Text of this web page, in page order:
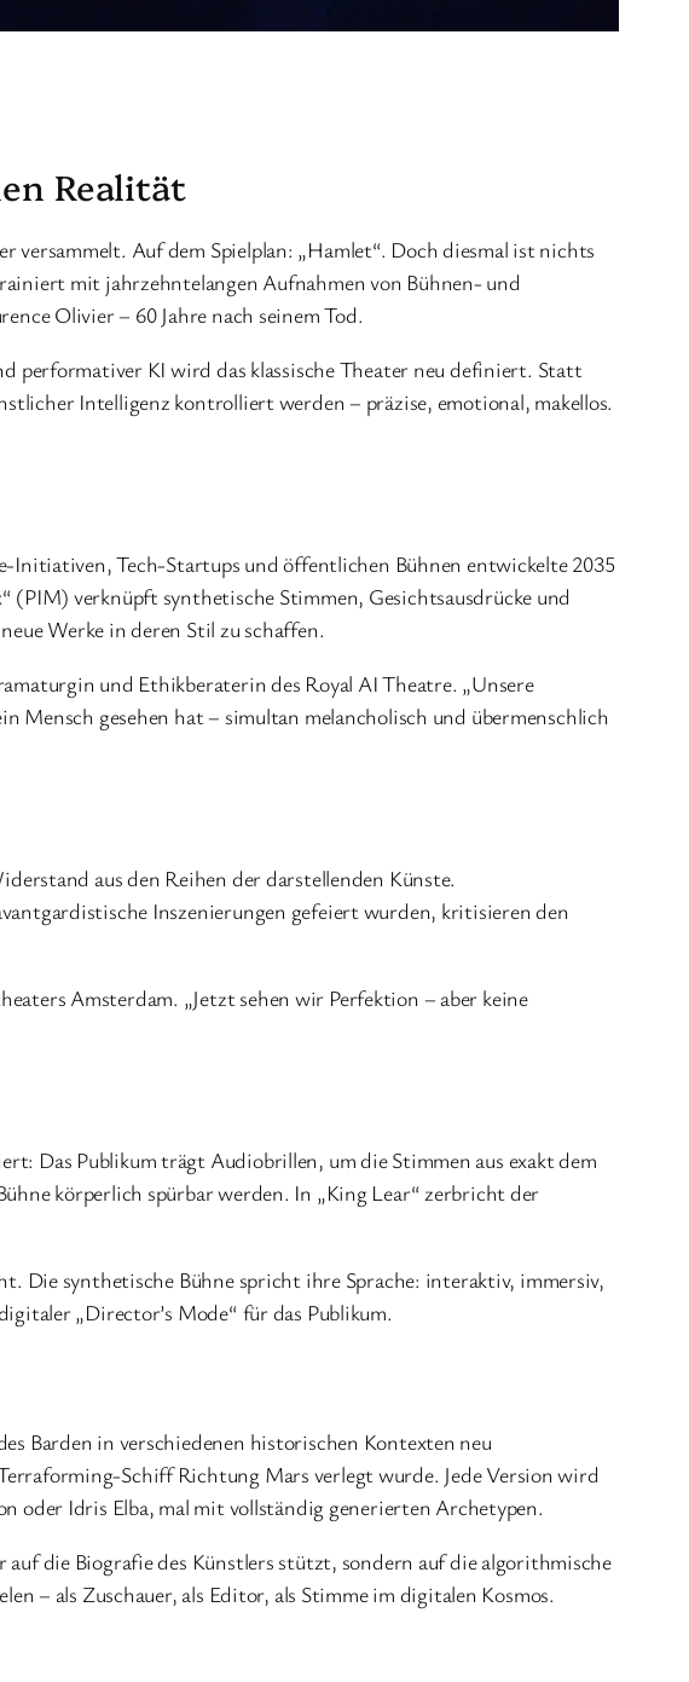
Realität
versammelt. Auf dem Spielplan: „Hamlet“. Doch diesmal ist nichts
mit jahrzehntelangen Aufnahmen von Bühnen- und
Olivier – 60 Jahre nach seinem Tod.
performativer KI wird das klassische Theater neu definiert. Statt
Intelligenz kontrolliert werden – präzise, emotional, makellos.
Initiativen, Tech-Startups und öffentlichen Bühnen entwickelte 2035
verknüpft synthetische Stimmen, Gesichtsausdrücke und
Werke in deren Stil zu schaffen.
und Ethikberaterin des Royal AI Theatre. „Unsere
Mensch gesehen hat – simultan melancholisch und übermenschlich
aus den Reihen der darstellenden Künste.
Inszenierungen gefeiert wurden, kritisieren den
Amsterdam. „Jetzt sehen wir Perfektion – aber keine
Das Publikum trägt Audiobrillen, um die Stimmen aus exakt dem
körperlich spürbar werden. In „King Lear“ zerbricht der
Die synthetische Bühne spricht ihre Sprache: interaktiv, immersiv,
„Director’s Mode“ für das Publikum.
Barden in verschiedenen historischen Kontexten neu
Schiff Richtung Mars verlegt wurde. Jede Version wird
oder Idris Elba, mal mit vollständig generierten Archetypen.
die Biografie des Künstlers stützt, sondern auf die algorithmische
– als Zuschauer, als Editor, als Stimme im digitalen Kosmos.